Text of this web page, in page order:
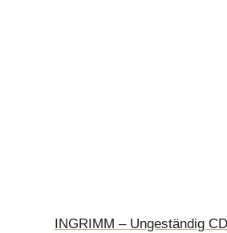
INGRIMM – Ungeständig CD